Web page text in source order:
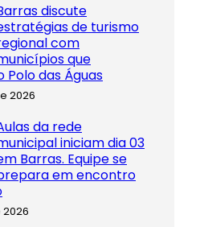
discute
de turismo
com
que
das Águas
2026
da rede
iniciam dia 03
Barras. Equipe se
em encontro